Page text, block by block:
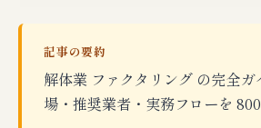
記事の要約
解体業 ファクタリング の完全
場・推奨業者・実務フローを